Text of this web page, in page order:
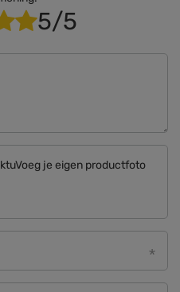
5/5
je eigen productfoto